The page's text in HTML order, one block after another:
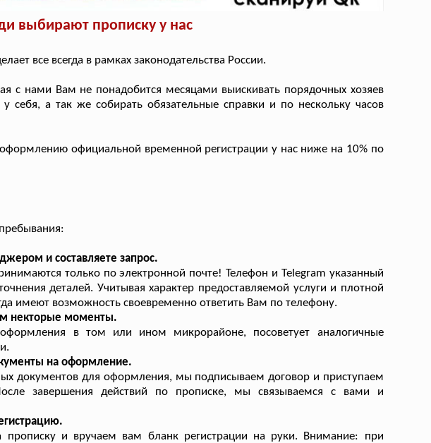
выбирают прописку у нас
все всегда в рамках законодательства России.
с нами Вам не понадобится месяцами выискивать порядочных хозяев
у себя, а так же собирать обязательные справки и по нескольку часов
оформлению официальной временной регистрации у нас ниже на 10% по
и составляете запрос.
только по электронной почте! Телефон и Telegram указанный
деталей. Учитывая характер предоставляемой услуги и плотной
имеют возможность своевременно ответить Вам по телефону.
некторые моменты.
в том или ином микрорайоне, посоветует аналогичные
на оформление.
документов для оформления, мы подписываем договор и приступаем
завершения действий по прописке, мы связываемся с вами и
и вручаем вам бланк регистрации на руки. Внимание: при